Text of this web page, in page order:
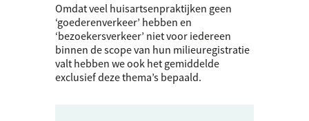
Omdat veel huisartsenpraktijken geen
‘goederenverkeer’ hebben en
‘bezoekersverkeer’ niet voor iedereen
binnen de scope van hun milieuregistratie
valt hebben we ook het gemiddelde
exclusief deze thema’s bepaald.